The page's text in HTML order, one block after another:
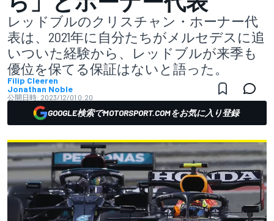
レッドブルのクリスチャン・ホーナー代
表は、2021年に自分たちがメルセデスに追
いついた経験から、レッドブルが来季も
優位を保てる保証はないと語った。
Filip Cleeren
Jonathan Noble
公開日時: 2023/12/01 0:20
GOOGLE検索でMOTORSPORT.COMをお気に入り登録